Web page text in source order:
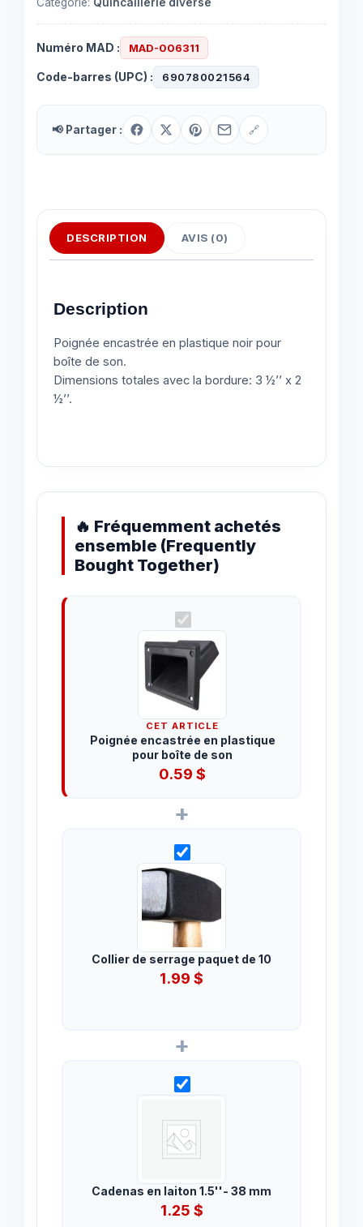
Catégorie: Quincaillerie diverse
Numéro MAD : MAD-006311
Code-barres (UPC) : 690780021564
📢 Partager : 🔗
DESCRIPTION AVIS (0)
Description
Poignée encastrée en plastique noir pour
boîte de son.
Dimensions totales avec la bordure: 3 ½’’ x 2
½’’.
🔥 Fréquemment achetés
ensemble (Frequently
Bought Together)
CET ARTICLE
Poignée encastrée en plastique
pour boîte de son
0.59$
+
Collier de serrage paquet de 10
1.99 $
+
Cadenas en laiton 1.5''- 38 mm
1.25 $